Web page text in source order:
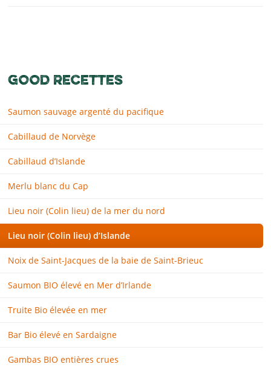
GOOD RECETTES
Saumon sauvage argenté du pacifique
Cabillaud de Norvège
Cabillaud d’Islande
Merlu blanc du Cap
Lieu noir (Colin lieu) de la mer du nord
Lieu noir (Colin lieu) d’Islande
Noix de Saint-Jacques de la baie de Saint-Brieuc
Saumon BIO élevé en Mer d’Irlande
Truite Bio élevée en mer
Bar Bio élevé en Sardaigne
Gambas BIO entières crues